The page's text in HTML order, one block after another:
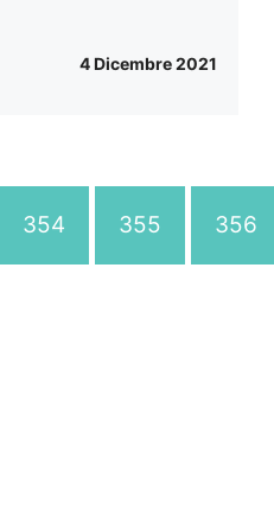
4 Dicembre 2021
354 355 356